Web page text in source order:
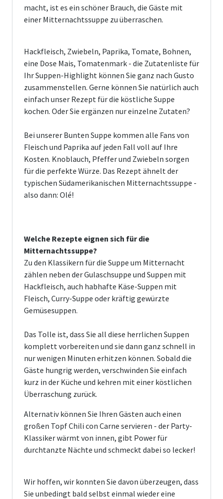
macht, ist es ein schöner Brauch, die Gäste mit
einer Mitternachtssuppe zu überraschen.
Hackfleisch, Zwiebeln, Paprika, Tomate, Bohnen,
eine Dose Mais, Tomatenmark - die Zutatenliste für
Ihr Suppen-Highlight können Sie ganz nach Gusto
zusammenstellen. Gerne können Sie natürlich auch
einfach unser Rezept für die köstliche Suppe
kochen. Oder Sie ergänzen nur einzelne Zutaten?
Bei unserer Bunten Suppe kommen alle Fans von
Fleisch und Paprika auf jeden Fall voll auf Ihre
Kosten. Knoblauch, Pfeffer und Zwiebeln sorgen
für die perfekte Würze. Das Rezept ähnelt der
typischen Südamerikanischen Mitternachtssuppe -
also dann: Olé!
Welche Rezepte eignen sich für die
Mitternachtssuppe?
Zu den Klassikern für die Suppe um Mitternacht
zählen neben der Gulaschsuppe und Suppen mit
Hackfleisch, auch habhafte Käse-Suppen mit
Fleisch, Curry-Suppe oder kräftig gewürzte
Gemüsesuppen.
Das Tolle ist, dass Sie all diese herrlichen Suppen
komplett vorbereiten und sie dann ganz schnell in
nur wenigen Minuten erhitzen können. Sobald die
Gäste hungrig werden, verschwinden Sie einfach
kurz in der Küche und kehren mit einer köstlichen
Überraschung zurück.
Alternativ können Sie Ihren Gästen auch einen
großen Topf Chili con Carne servieren - der Party-
Klassiker wärmt von innen, gibt Power für
durchtanzte Nächte und schmeckt dabei so lecker!
Wir hoffen, wir konnten Sie davon überzeugen, dass
Sie unbedingt bald selbst einmal wieder eine